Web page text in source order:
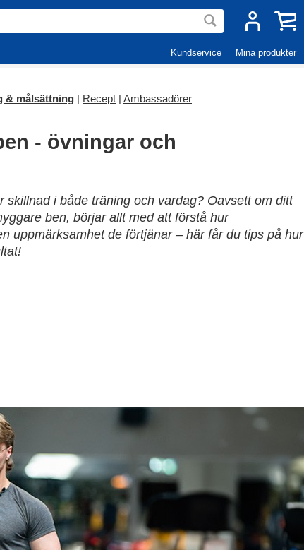
Kundservice Mina produkter
& målsättning | Recept | Ambassadörer
- övningar och
i både träning och vardag? Oavsett om ditt
ben, börjar allt med att förstå hur
uppmärksamhet de förtjänar – här får du tips på hur